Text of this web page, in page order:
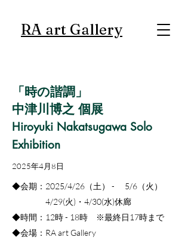
RA art Gallery
「時の諧調」
中津川博之 個展
Hiroyuki Nakatsugawa Solo
Exhibition
2025年4月8日
◆会期：2025/4/26（土） - 5/6（火）
4/29(火)・4/30(水)休廊
◆時間：12時 - 18時 ※最終日17時まで
◆会場：RA art Gallery